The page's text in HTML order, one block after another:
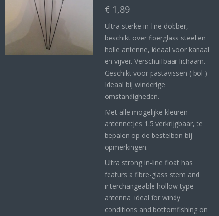
€ 1,89
Ultra sterke in-line dobber,
beschikt over fiberglass steel en
holle antenne, ideaal voor kanaal
en vijver. Verschuifbaar lichaam.
Geschikt voor pastavissen ( bol )
Ideaal bij winderige
omstandigheden.
Met alle mogelijke kleuren
antennetjes 1.5 verkrijgbaar, te
bepalen op de bestelbon bij
opmerkingen.
Ultra strong in-line float has
featurs a fibre-glass stem and
interchangeable hollow type
antenna. Ideal for windy
conditions and bottomfishing on